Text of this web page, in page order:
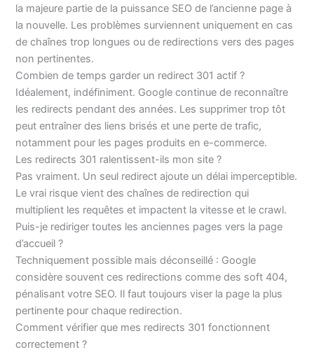
la majeure partie de la puissance SEO de l’ancienne page à
la nouvelle. Les problèmes surviennent uniquement en cas
de chaînes trop longues ou de redirections vers des pages
non pertinentes.
Combien de temps garder un redirect 301 actif ?
Idéalement, indéfiniment. Google continue de reconnaître
les redirects pendant des années. Les supprimer trop tôt
peut entraîner des liens brisés et une perte de trafic,
notamment pour les pages produits en e-commerce.
Les redirects 301 ralentissent-ils mon site ?
Pas vraiment. Un seul redirect ajoute un délai imperceptible.
Le vrai risque vient des chaînes de redirection qui
multiplient les requêtes et impactent la vitesse et le crawl.
Puis-je rediriger toutes les anciennes pages vers la page
d’accueil ?
Techniquement possible mais déconseillé : Google
considère souvent ces redirections comme des soft 404,
pénalisant votre SEO. Il faut toujours viser la page la plus
pertinente pour chaque redirection.
Comment vérifier que mes redirects 301 fonctionnent
correctement ?